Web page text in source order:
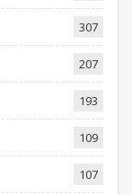
307
207
193
109
107